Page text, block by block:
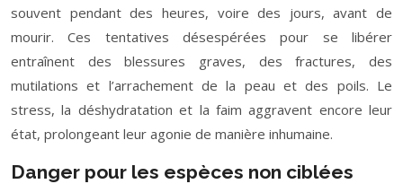
souvent pendant des heures, voire des jours, avant de
mourir. Ces tentatives désespérées pour se libérer
entraînent des blessures graves, des fractures, des
mutilations et l’arrachement de la peau et des poils. Le
stress, la déshydratation et la faim aggravent encore leur
état, prolongeant leur agonie de manière inhumaine.
Danger pour les espèces non ciblées